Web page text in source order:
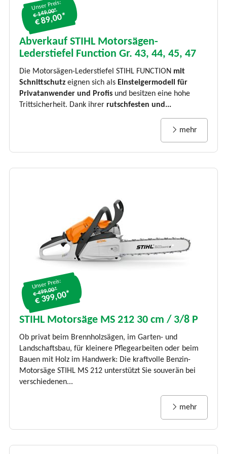
Unser Preis:
€ 149.00*
€ 89,00*
Abverkauf STIHL Motorsägen-
Lederstiefel Function Gr. 43, 44, 45, 47
Die Motorsägen-Lederstiefel STIHL FUNCTION mit
Schnittschutz eignen sich als Einsteigermodell für
Privatanwender und Profis und besitzen eine hohe
Trittsicherheit. Dank ihrer rutschfesten und...
mehr
Unser Preis:
€ 499.00*
€ 399,00*
STIHL Motorsäge MS 212 30 cm / 3/8 P
Ob privat beim Brennholzsägen, im Garten- und
Landschaftsbau, für kleinere Pflegearbeiten oder beim
Bauen mit Holz im Handwerk: Die kraftvolle Benzin-
Motorsäge STIHL MS 212 unterstützt Sie souverän bei
verschiedenen...
mehr